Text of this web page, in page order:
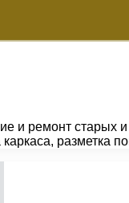
и ремонт
разметка